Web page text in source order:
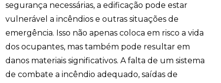
segurança necessárias, a edificação pode estar
vulnerável a incêndios e outras situações de
emergência. Isso não apenas coloca em risco a vida
dos ocupantes, mas também pode resultar em
danos materiais significativos. A falta de um sistema
de combate a incêndio adequado, saídas de